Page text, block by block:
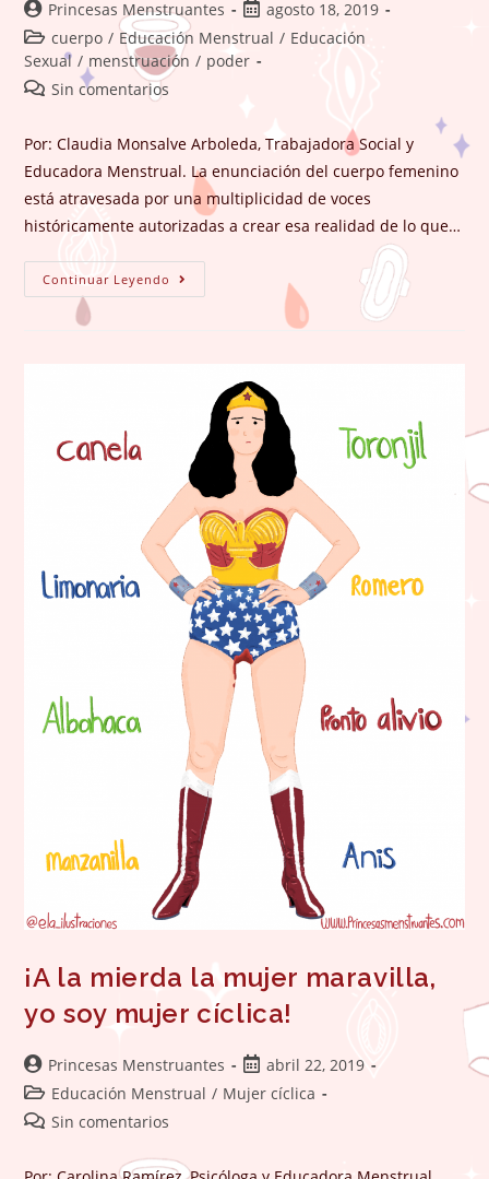
Autor
de
la
entrada:
Princesas Menstruantes
Publicación
de
la
agosto 18, 2019
Categoría
de
la
cuerpo / Educación Menstrual / Educación
Sexual / menstruación / poder
Comentarios
la
entrada:
Sin comentarios
Por: Claudia Monsalve Arboleda, Trabajadora Social y
Educadora Menstrual. La enunciación del cuerpo femenino
está atravesada por una multiplicidad de voces
históricamente autorizadas a crear esa realidad de lo que…
Continuar Leyendo La
Enunciación
¡A la mierda la mujer maravilla,
yo soy mujer cíclica!
Autor
de
la
entrada:
Princesas Menstruantes
Publicación
de
la
abril 22, 2019
Categoría
de
Educación Menstrual / Mujer cíclica
Comentarios
la
Sin comentarios